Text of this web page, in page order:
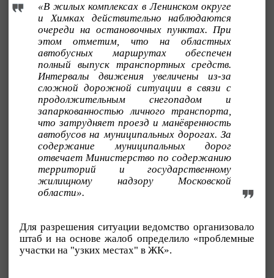
«В жилых комплексах в Ленинском округе
и Химках действительно наблюдаются
очереди на остановочных пунктах. При
этом отметим, что на областных
автобусных маршрутах обеспечен
полный выпуск транспортных средств.
Интервалы движения увеличены из-за
сложной дорожной ситуации в связи с
продолжительным снегопадом и
запаркованностью личного транспорта,
что затрудняет проезд и манёвренность
автобусов на муниципальных дорогах. За
содержание муниципальных дорог
отвечает Министерство по содержанию
территорий и государственному
жилищному надзору Московской
области».
Для разрешения ситуации ведомство организовало
штаб и на основе жалоб определило «проблемные
участки на "узких местах" в ЖК».